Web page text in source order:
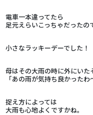
電車一本違ってたら
足元えらいこっちゃだったの
小さなラッキーデーでした！
母はその大雨の時に外にいた
「あの雨が気持ち良かったわ
捉え方によっては
大雨も心地よくですかね。